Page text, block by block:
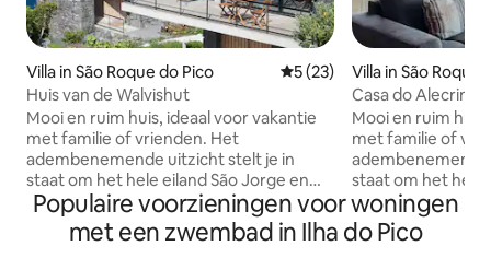
Villa in São Roque do Pico Gemiddelde beoordeling
5 (23)
Huis van de Walvishut
Mooi en ruim huis, ideaal voor vakantie
met familie of vrienden. Het
adembenemende uitzicht stelt je in
staat om het hele eiland São Jorge en
het kanaal te zien, evenals baaien en
parochies aan de prachtige en grillige
noordkust van Pico, met zijn golvende
Villa in São Roque,
o,
Casa do Alecrim
Mooi en ruim
met familie of
staat om het hele
het kanaal te
parochies aan de
noordkust van
Populaire voorzieningen voor woningen
met een zwembad in Ilha do Pico